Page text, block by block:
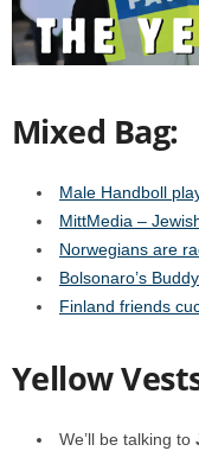
Mixed Bag:
Male Handboll
MittMedia –
Norwegians are
Bolsonaro’s
Finland friends
Yellow
We’ll be talking to